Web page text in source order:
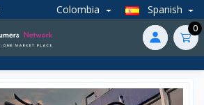
Colombia Spanish
0